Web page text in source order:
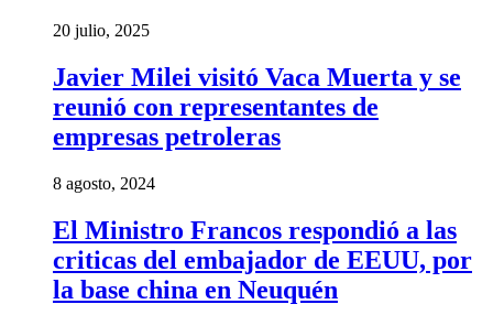
20 julio, 2025
Javier Milei visitó Vaca Muerta y se
reunió con representantes de
empresas petroleras
8 agosto, 2024
El Ministro Francos respondió a las
criticas del embajador de EEUU, por
la base china en Neuquén